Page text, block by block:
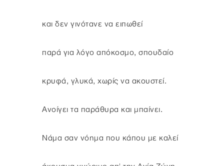
και δεν γινότανε να ειπωθεί
παρά για λόγο απόκοσμο, σπουδαίο
κρυφά, γλυκά, χωρίς να ακουστεί.
Ανοίγει τα παράθυρα και μπαίνει.
Νάμα σαν νόημα που κάπου με καλεί